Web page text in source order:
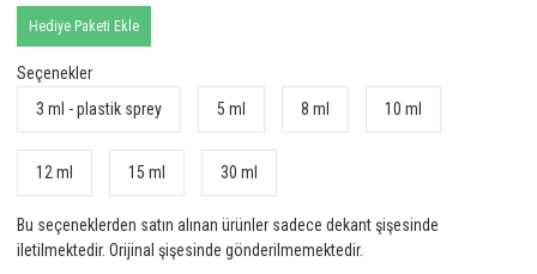
Hediye Paketi Ekle
Seçenekler
3 ml - plastik sprey
5 ml 8 ml 10 ml
12 ml 15 ml 30 ml
Bu seçeneklerden satın alınan ürünler sadece dekant şişesinde
iletilmektedir. Orijinal şişesinde gönderilmemektedir.